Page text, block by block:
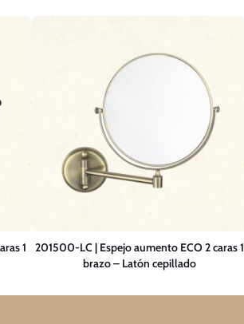
1
201500-LC | Espejo aumento ECO 2 caras 1
brazo – Latón cepillado